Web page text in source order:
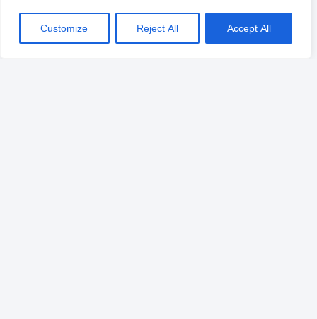
Customize Reject All Accept All